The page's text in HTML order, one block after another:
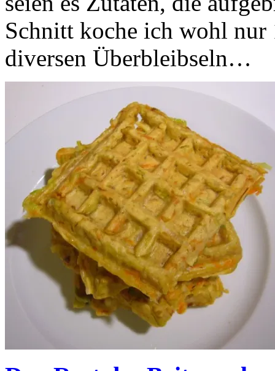
Schnitt koche ich wohl
diversen Überbleibseln…